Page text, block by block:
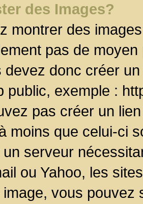
des Images?
montrer des
pas de
devez donc créer
public, exemple :
pas créer un
moins que celui-ci
serveur
ou Yahoo, les
vous pouvez